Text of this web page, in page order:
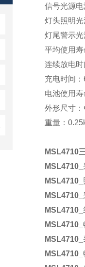
信号光源
灯头照明
灯尾警示
平均使用
连续放电
充电时间：
电池使用
外形尺寸
重量：
MSL4710
MSL4710_
MSL4710_
MSL4710_
MSL4710_
MSL4710_
MSL4710_
MSL4710_